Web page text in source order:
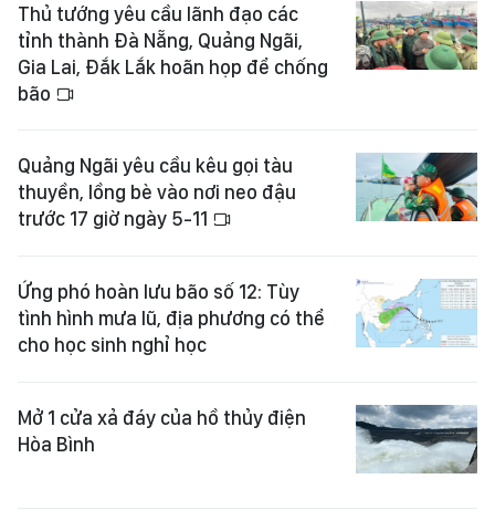
Thủ tướng yêu cầu lãnh đạo các
tỉnh thành Đà Nẵng, Quảng Ngãi,
Gia Lai, Đắk Lắk hoãn họp để chống
bão
Quảng Ngãi yêu cầu kêu gọi tàu
thuyền, lồng bè vào nơi neo đậu
trước 17 giờ ngày 5-11
Ứng phó hoàn lưu bão số 12: Tùy
tình hình mưa lũ, địa phương có thể
cho học sinh nghỉ học
Mở 1 cửa xả đáy của hồ thủy điện
Hòa Bình